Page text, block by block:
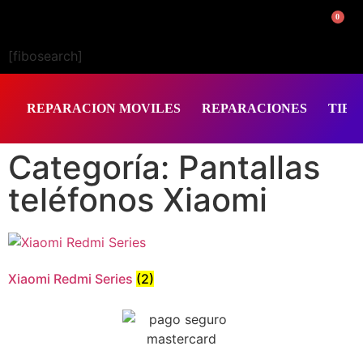
0
[fibosearch]
REPARACION MOVILES REPARACIONES
Categoría: Pantallas
teléfonos Xiaomi
Xiaomi Redmi Series (2)